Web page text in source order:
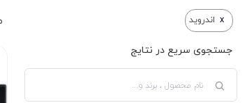
x اندروید
جستجوی سریع در نتایج